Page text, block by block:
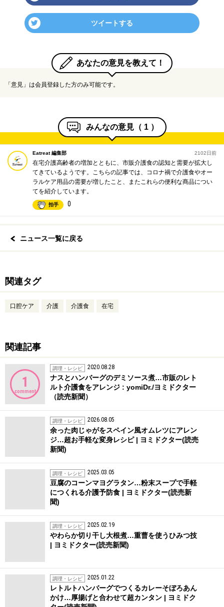
ツイートする
あなたの意見を教えて！
「意見」は会員登録した方のみ可能です。
みんなの意見（ 1 ）
Eatreat 編集部 2102日前
在宅介護高齢者の増加とともに、市販介護食の認知と需要が拡大し
てきているようです。こちらの記事では、コロナ禍で介護食やオー
ラルケア用品の需要が増したこと、またこれらの便利な商品につい
てを紹介しています。
拍手 0
ニュース一覧に戻る
関連タグ
口腔ケア 介護 介護食 在宅
関連記事
1
comment
調理・レシピ 2020.08.28
ナスとハンバーグのデミソース煮…市販のレト
ルト介護食をアレンジ : yomiDr./ヨミドクター
（読売新聞）
調理・レシピ 2026.08.05
余った肉じゃがをスペイン風オムレツにアレン
ジ…超お手軽な変身レシピ | ヨミドクター(読売
新聞)
調理・レシピ 2025.03.05
豆腐のコーンマヨグラタン…粉末スープで手軽
につくれる介護予防食 | ヨミドクター(読売新
聞)
調理・レシピ 2025.02.19
やわらか切り干し大根煮…重曹を使うひみつ技
| ヨミドクター(読売新聞)
調理・レシピ 2025.01.22
レトルトハンバーグでつくるカレーそぼろあん
かけ…厚揚げと合わせて超カンタン | ヨミドク